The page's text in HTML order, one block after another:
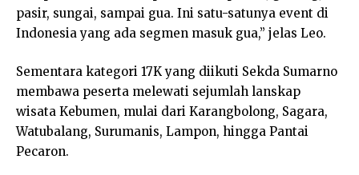
pasir, sungai, sampai gua. Ini satu-satunya event di
Indonesia yang ada segmen masuk gua,” jelas Leo.
Sementara kategori 17K yang diikuti Sekda Sumarno
membawa peserta melewati sejumlah lanskap
wisata Kebumen, mulai dari Karangbolong, Sagara,
Watubalang, Surumanis, Lampon, hingga Pantai
Pecaron.